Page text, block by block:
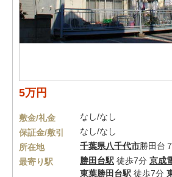
5万円
敷金/礼金
なし/なし
保証金/敷引
なし/なし
所在地
千葉県八千代市勝田台
最寄り駅
勝田台駅 徒歩7分 京成
東葉勝田台駅 徒歩7分